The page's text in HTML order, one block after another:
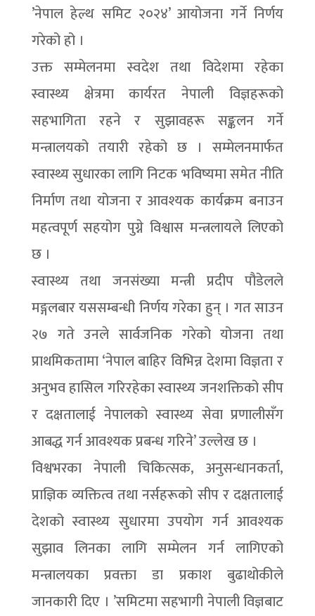
’नेपाल हेल्थ समिट २०२४’ आयोजना गर्ने निर्णय
गरेको हो ।
उक्त सम्मेलनमा स्वदेश तथा विदेशमा रहेका
स्वास्थ्य क्षेत्रमा कार्यरत नेपाली विज्ञहरूको
सहभागिता रहने र सुझावहरू सङ्कलन गर्ने
मन्त्रालयको तयारी रहेको छ । सम्मेलनमार्फत
स्वास्थ्य सुधारका लागि निटक भविष्यमा समेत नीति
निर्माण तथा योजना र आवश्यक कार्यक्रम बनाउन
महत्वपूर्ण सहयोग पुग्ने विश्वास मन्त्रलायले लिएको
छ ।
स्वास्थ्य तथा जनसंख्या मन्त्री प्रदीप पौडेलले
मङ्गलबार यससम्बन्धी निर्णय गरेका हुन् । गत साउन
२७ गते उनले सार्वजनिक गरेको योजना तथा
प्राथमिकतामा ‘नेपाल बाहिर विभिन्न देशमा विज्ञता र
अनुभव हासिल गरिरहेका स्वास्थ्य जनशक्तिको सीप
र दक्षतालाई नेपालको स्वास्थ्य सेवा प्रणालीसँग
आबद्ध गर्न आवश्यक प्रबन्ध गरिने’ उल्लेख छ ।
विश्वभरका नेपाली चिकित्सक, अनुसन्धानकर्ता,
प्राज्ञिक व्यक्तित्व तथा नर्सहरूको सीप र दक्षतालाई
देशको स्वास्थ्य सुधारमा उपयोग गर्न आवश्यक
सुझाव लिनका लागि सम्मेलन गर्न लागिएको
मन्त्रालयका प्रवक्ता डा प्रकाश बुढाथोकीले
जानकारी दिए । ’समिटमा सहभागी नेपाली विज्ञबाट